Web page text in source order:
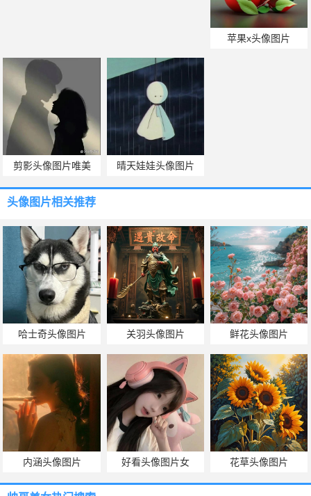
苹果x头像图片
剪影头像图片唯美 晴天娃娃头像图片
头像图片相关推荐
哈士奇头像图片 关羽头像图片 鲜花头像图片
内涵头像图片 好看头像图片女 花草头像图片